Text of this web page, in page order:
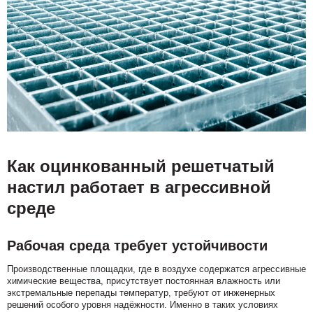
Как оцинкованный решетчатый
настил работает в агрессивной
среде
Рабочая среда требует устойчивости
Производственные площадки, где в воздухе содержатся агрессивные
химические вещества, присутствует постоянная влажность или
экстремальные перепады температур, требуют от инженерных
решений особого уровня надёжности. Именно в таких условиях